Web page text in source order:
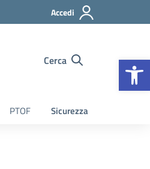
Accedi
Cerca
PTOF Sicurezza